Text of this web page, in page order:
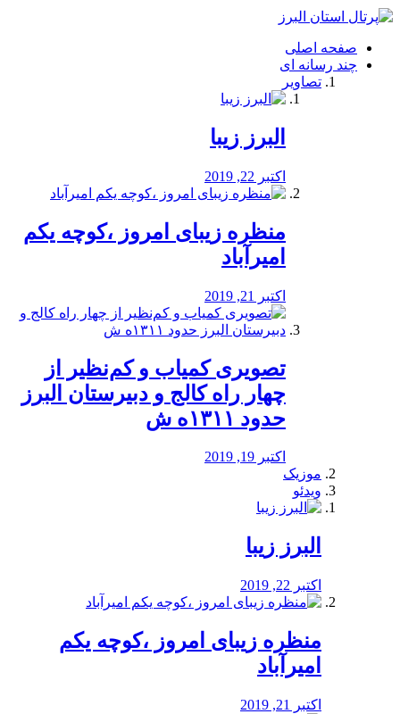
فصد
شرق
تهران
خشکشویی
صفحه اصلی
چند رسانه ای
تصاویر
البرز زیبا
اکتبر 22, 2019
منظره‌‌ زیبای امروز ،کوچه یکم
امیرآباد
اکتبر 21, 2019
️تصویری کمیاب و کم‌نظیر از
چهار راه كالج و دبيرستان البرز
حدود ۱۳۱۱ه ش
اکتبر 19, 2019
موزیک
ویدئو
البرز زیبا
اکتبر 22, 2019
منظره‌‌ زیبای امروز ،کوچه یکم
امیرآباد
اکتبر 21, 2019